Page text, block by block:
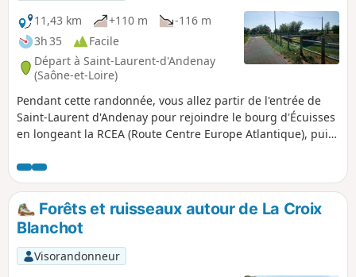
11,43 km
+110 m
-116 m
3h 35
Facile
Départ à Saint-Laurent-d'Andenay
(Saône-et-Loire)
Pendant cette randonnée, vous allez partir de l'entrée de
Saint-Laurent d'Andenay pour rejoindre le bourg d'Écuisses
en longeant la RCEA (Route Centre Europe Atlantique), puis
du Canal du Centre. À Écuisses, vous avez les options de
visiter le Musée du Canal et la Villa Perrusson. Puis toujours
par la voie verte, vous rejoindrez le pont Jeanne Rose et
votre point de départ par la D18.
Forêts et ruisseaux autour de La Croix
Blanchot
Visorandonneur